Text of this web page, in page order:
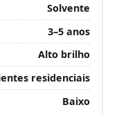
Solvente
3–5 anos
Alto brilho
residenciais
Baixo